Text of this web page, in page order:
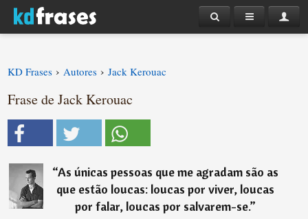
KD Frases › Autores › Jack Kerouac
Frase de Jack Kerouac
“As únicas pessoas que me agradam são as
que estão loucas: loucas por viver, loucas
por falar, loucas por salvarem-se.”